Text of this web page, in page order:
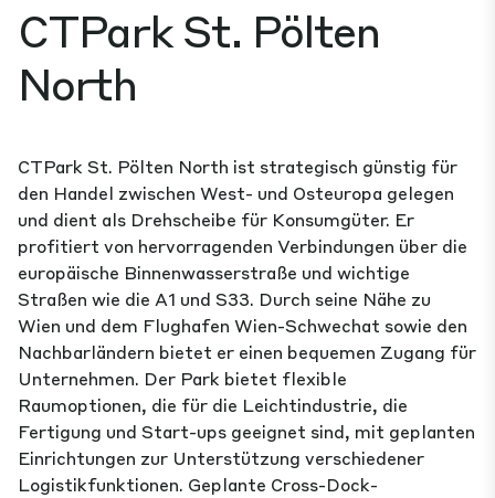
CTPark St. Pölten
North
CTPark St. Pölten North ist strategisch günstig für
den Handel zwischen West- und Osteuropa gelegen
und dient als Drehscheibe für Konsumgüter. Er
profitiert von hervorragenden Verbindungen über die
europäische Binnenwasserstraße und wichtige
Straßen wie die A1 und S33. Durch seine Nähe zu
Wien und dem Flughafen Wien-Schwechat sowie den
Nachbarländern bietet er einen bequemen Zugang für
Unternehmen. Der Park bietet flexible
Raumoptionen, die für die Leichtindustrie, die
Fertigung und Start-ups geeignet sind, mit geplanten
Einrichtungen zur Unterstützung verschiedener
Logistikfunktionen. Geplante Cross-Dock-